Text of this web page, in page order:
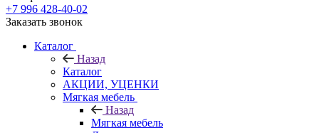
+7 996 428-40-02
Заказать звонок
Каталог
Назад
Каталог
АКЦИИ, УЦЕНКИ
Мягкая мебель
Назад
Мягкая мебель